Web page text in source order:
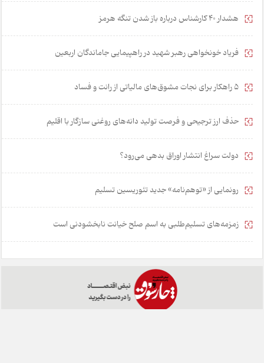
هشدار 40 کارشناس درباره باز شدن تنگه هرمز
فریاد خونخواهی رهبر شهید در راهپیمایی جاماندگان اربعین
۵ راهکار برای نجات مشوق‌های مالیاتی از رانت و فساد
حذف ارز ترجیحی و فرصت تولید دانه‌های روغنی سازگار با اقلیم
دولت سراغ انتشار اوراق بدهی می‌رود؟
رونمایی از «توهم‌نامه» جدید تئور‌یسین تسلیم
زمزمه‌های تسلیم‌طلبی به اسم صلح خیانت نابخشودنی است